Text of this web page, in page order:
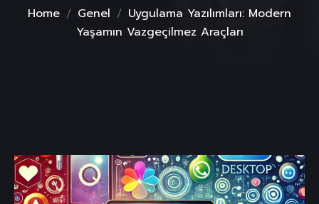
Home Genel
Uygulama Yazılımları: Modern
Yaşamın Vazgeçilmez Araçları